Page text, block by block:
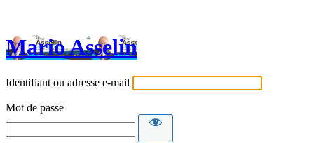
Mario Asselin
Identifiant ou adresse e-mail
Mot de passe